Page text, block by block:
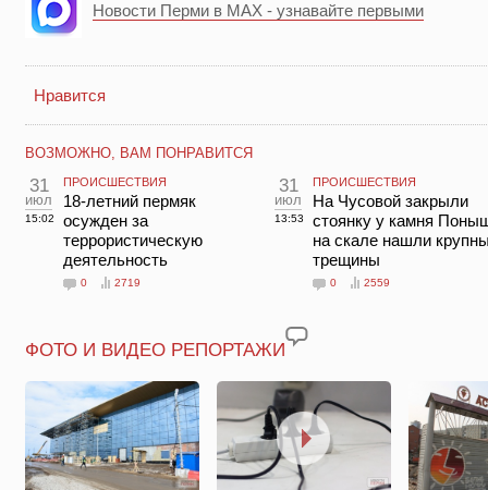
Новости Перми в MAX - узнавайте первыми
Нравится
ВОЗМОЖНО, ВАМ ПОНРАВИТСЯ
31
июл
15:02
ПРОИСШЕСТВИЯ
18-летний пермяк
осужден за
террористическую
деятельность
0 2719
31
июл
13:53
ПРОИСШЕСТВИЯ
На Чусовой закрыли
стоянку у камня
на скале нашли
трещины
0 2559
ФОТО И ВИДЕО РЕПОРТАЖИ